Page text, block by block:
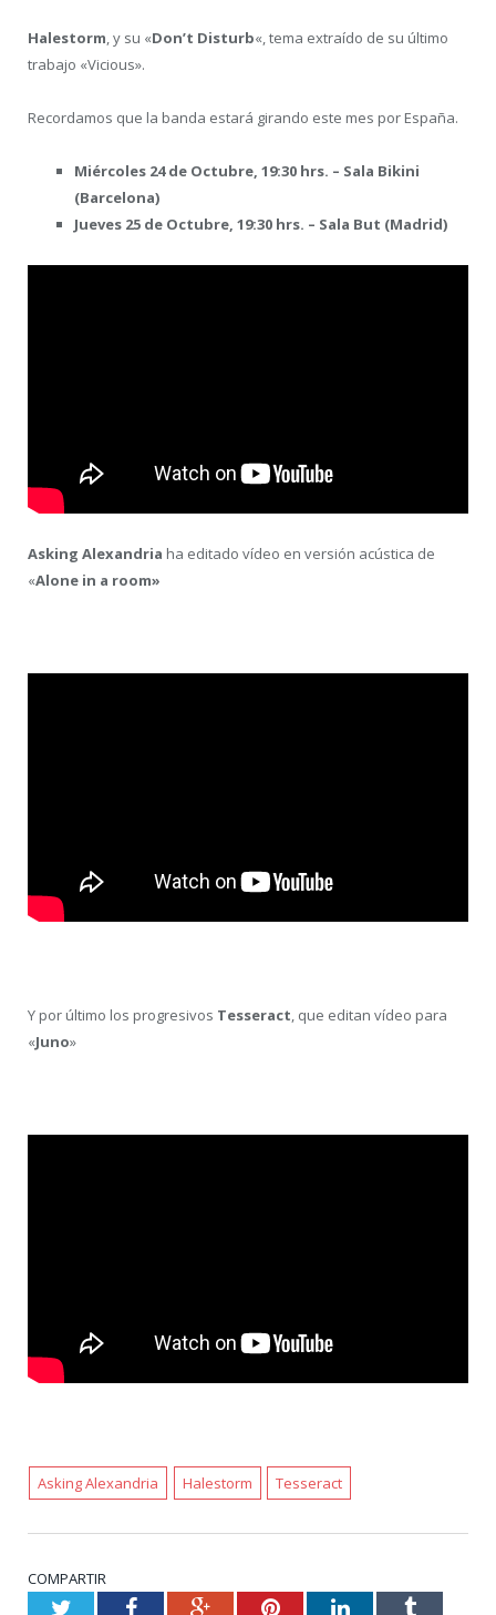
Halestorm, y su «Don’t Disturb«, tema extraído de su último
trabajo «Vicious».
Recordamos que la banda estará girando este mes por España.
Miércoles 24 de Octubre, 19:30 hrs. – Sala Bikini
(Barcelona)
Jueves 25 de Octubre, 19:30 hrs. – Sala But (Madrid)
Asking Alexandria ha editado vídeo en versión acústica de
«Alone in a room»
Y por último los progresivos Tesseract, que editan vídeo para
«Juno»
Asking Alexandria Halestorm Tesseract
COMPARTIR
TwitterFacebookGoogle+PinterestLinkedInTumblr